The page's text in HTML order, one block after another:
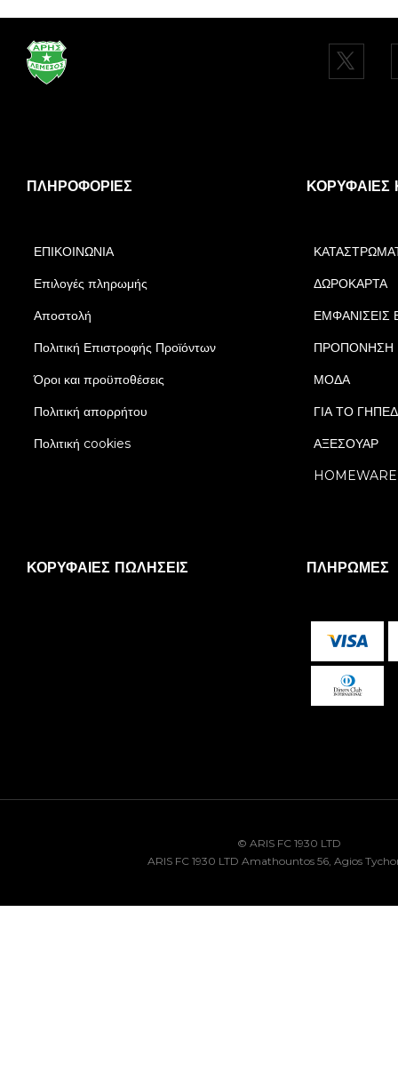
ΠΛΗΡΟΦΟΡΊΕΣ
ΕΠΙΚΟΙΝΩΝΙΑ
Επιλογές πληρωμής
Αποστολή
Πολιτική Επιστροφής Προϊόντων
Όροι και προϋποθέσεις
Πολιτική απορρήτου
Πολιτική cookies
ΚΟΡΥΦΑΊΕΣ
ΔΩΡΟΚΑΡΤΑ
ΕΜΦΑΝΙΣΕΙΣ
ΠΡΟΠΟΝΗΣΗ
ΜΟΔΑ
ΓΙΑ ΤΟ
ΑΞΕΣΟΥΑΡ
HOMEWARE
ΚΟΡΥΦΑΊΕΣ ΠΩΛΉΣΕΙΣ ΠΛΗΡΩΜΈΣ
© ARIS FC 1930 LTD
ARIS FC 1930 LTD Amathountos 56, Agios